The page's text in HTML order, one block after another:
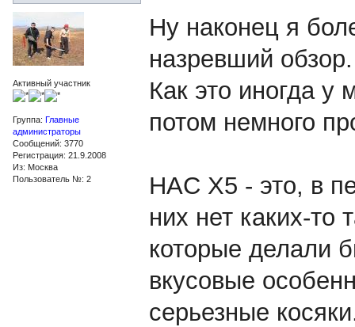
Активный участник
Группа: Главные
администраторы
Сообщений: 3770
Регистрация: 21.9.2008
Из: Москва
Пользователь №: 2
Ну наконец я
назревший обзор.
Как это иногда у
потом немного
HAC X5 - это, в
них нет каких-то
которые делали
вкусовые
серьезные